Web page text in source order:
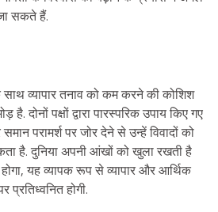
सकते हैं.
व्यापार तनाव को कम करने की कोशिश
है. दोनों पक्षों द्वारा पारस्परिक उपाय किए गए
परामर्श पर जोर देने से उन्हें विवादों को
है. दुनिया अपनी आंखों को खुला रखती है
यह व्यापक रूप से व्यापार और आर्थिक
प्रतिध्वनित होगी.